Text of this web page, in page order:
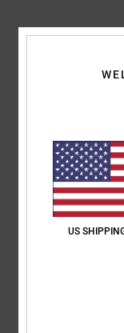
Unas zapatillas muy
Mostrar original -
US